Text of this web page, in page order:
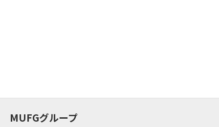
MUFGグループ